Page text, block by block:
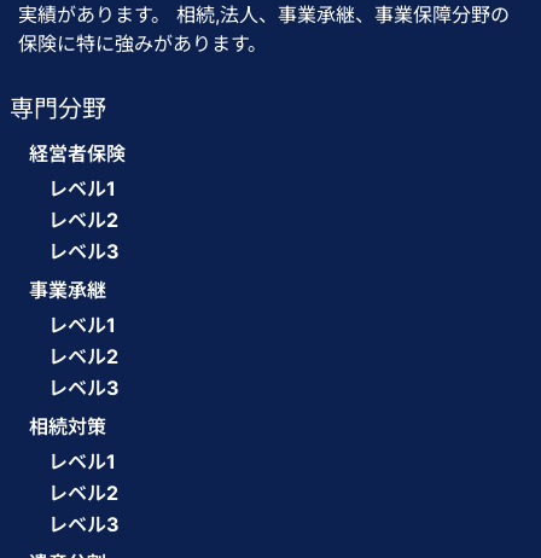
実績があります。 相続,法人、事業承継、事業保障分野の
保険に特に強みがあります。
専門分野
経営者保険
レベル1
レベル2
レベル3
事業承継
レベル1
レベル2
レベル3
相続対策
レベル1
レベル2
レベル3